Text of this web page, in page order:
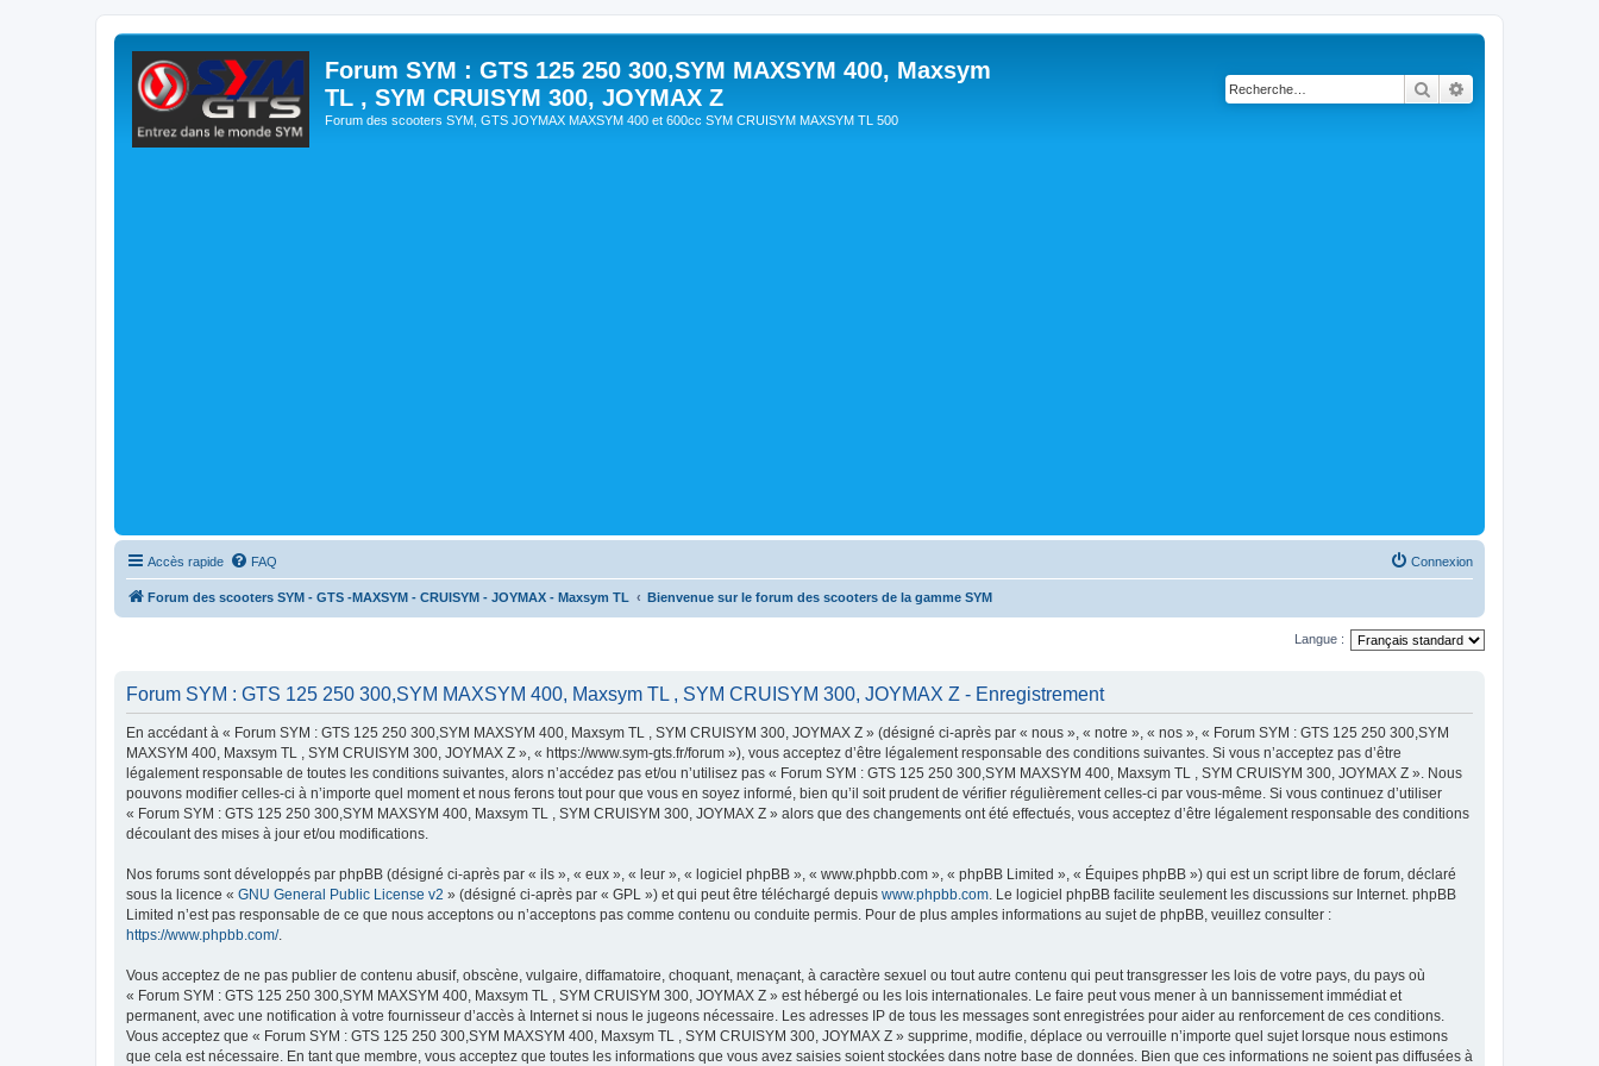
Forum SYM : GTS 125 250 300,SYM MAXSYM 400, Maxsym
TL , SYM CRUISYM 300, JOYMAX Z
Forum des scooters SYM, GTS JOYMAX MAXSYM 400 et 600cc SYM CRUISYM MAXSYM TL 500
Rechercher
Accès rapide FAQ Connexion
Forum des scooters SYM - GTS -MAXSYM - CRUISYM - JOYMAX - Maxsym TL Bienvenue sur le forum des scooters de la gamme SYM
Langue :
Forum SYM : GTS 125 250 300,SYM MAXSYM 400, Maxsym TL , SYM CRUISYM 300, JOYMAX Z - Enregistrement
En accédant à « Forum SYM : GTS 125 250 300,SYM MAXSYM 400, Maxsym TL , SYM CRUISYM 300, JOYMAX Z » (désigné ci-après par « nous », « notre », « nos », « Forum SYM : GTS 125 250 300,SYM
MAXSYM 400, Maxsym TL , SYM CRUISYM 300, JOYMAX Z », « https://www.sym-gts.fr/forum »), vous acceptez d’être légalement responsable des conditions suivantes. Si vous n’acceptez pas d’être
légalement responsable de toutes les conditions suivantes, alors n’accédez pas et/ou n’utilisez pas « Forum SYM : GTS 125 250 300,SYM MAXSYM 400, Maxsym TL , SYM CRUISYM 300, JOYMAX Z ». Nous
pouvons modifier celles-ci à n’importe quel moment et nous ferons tout pour que vous en soyez informé, bien qu’il soit prudent de vérifier régulièrement celles-ci par vous-même. Si vous continuez d’utiliser
« Forum SYM : GTS 125 250 300,SYM MAXSYM 400, Maxsym TL , SYM CRUISYM 300, JOYMAX Z » alors que des changements ont été effectués, vous acceptez d’être légalement responsable des conditions
découlant des mises à jour et/ou modifications.
Nos forums sont développés par phpBB (désigné ci-après par « ils », « eux », « leur », « logiciel phpBB », « www.phpbb.com », « phpBB Limited », « Équipes phpBB ») qui est un script libre de forum, déclaré
sous la licence « GNU General Public License v2 » (désigné ci-après par « GPL ») et qui peut être téléchargé depuis www.phpbb.com . Le logiciel phpBB facilite seulement les discussions sur Internet. phpBB
Limited n’est pas responsable de ce que nous acceptons ou n’acceptons pas comme contenu ou conduite permis. Pour de plus amples informations au sujet de phpBB, veuillez consulter :
https://www.phpbb.com/.
Vous acceptez de ne pas publier de contenu abusif, obscène, vulgaire, diffamatoire, choquant, menaçant, à caractère sexuel ou tout autre contenu qui peut transgresser les lois de votre pays, du pays où
« Forum SYM : GTS 125 250 300,SYM MAXSYM 400, Maxsym TL , SYM CRUISYM 300, JOYMAX Z » est hébergé ou les lois internationales. Le faire peut vous mener à un bannissement immédiat et
permanent, avec une notification à votre fournisseur d’accès à Internet si nous le jugeons nécessaire. Les adresses IP de tous les messages sont enregistrées pour aider au renforcement de ces conditions.
Vous acceptez que « Forum SYM : GTS 125 250 300,SYM MAXSYM 400, Maxsym TL , SYM CRUISYM 300, JOYMAX Z » supprime, modifie, déplace ou verrouille n’importe quel sujet lorsque nous estimons
que cela est nécessaire. En tant que membre, vous acceptez que toutes les informations que vous avez saisies soient stockées dans notre base de données. Bien que ces informations ne soient pas diffusées à